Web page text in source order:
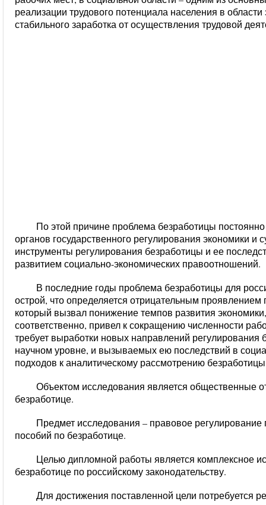
реализации трудового потенциала населения в
стабильного заработка от осуществления трудовой
По этой причине проблема безработицы
органов государственного регулирования экономики и
инструменты регулирования безработицы и ее
развитием социально-экономических правоотношений.
В последние годы проблема безработицы для
острой, что определяется отрицательным проявлением
который вызвал понижение темпов развития
соответственно, привел к сокращению численности
требует выработки новых направлений
научном уровне, и вызываемых ею последствий в
подходов к аналитическому рассмотрению
Объектом исследования является общественные
безработице.
Предмет исследования – правовое
пособий по безработице.
Целью дипломной работы является комплексное
безработице по российскому законодательству.
Для достижения поставленной цели потребуется